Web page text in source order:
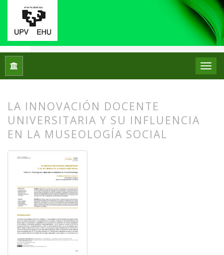
Inicio
LA INNOVACIÓN DOCENTE
UNIVERSITARIA Y SU INFLUENCIA
EN LA MUSEOLOGÍA SOCIAL